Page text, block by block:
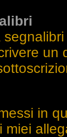
un
in
miei